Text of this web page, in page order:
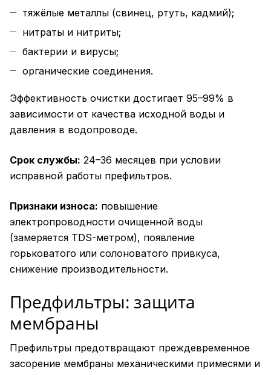
тяжёлые металлы (свинец, ртуть, кадмий);
нитраты и нитриты;
бактерии и вирусы;
органические соединения.
Эффективность очистки достигает 95–99% в
зависимости от качества исходной воды и
давления в водопроводе.
Срок службы: 24–36 месяцев при условии
исправной работы префильтров.
Признаки износа: повышение
электропроводности очищенной воды
(замеряется TDS-метром), появление
горьковатого или солоноватого привкуса,
снижение производительности.
Предфильтры: защита
мембраны
Префильтры предотвращают преждевременное
засорение мембраны механическими примесями и